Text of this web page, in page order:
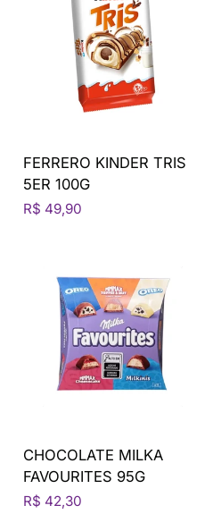
FERRERO KINDER TRIS
5ER 100G
R$ 49,90
CHOCOLATE MILKA
FAVOURITES 95G
R$ 42,30